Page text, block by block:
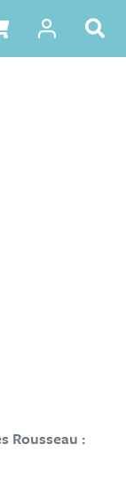
Rousseau
Rousseau :